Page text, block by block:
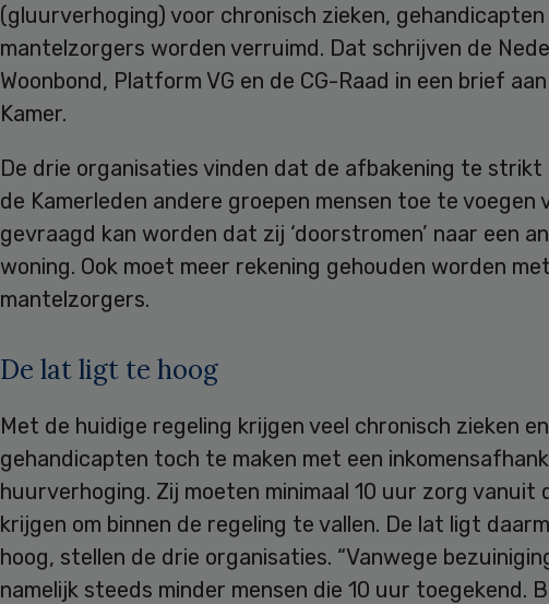
(gluurverhoging) voor chronisch zieken, gehandicapten
mantelzorgers worden verruimd. Dat schrijven de
Woonbond, Platform VG en de CG-Raad in een brief
Kamer.
De drie organisaties vinden dat de afbakening te strikt
de Kamerleden andere groepen mensen toe te voegen
gevraagd kan worden dat zij ‘doorstromen’ naar een
woning. Ook moet meer rekening gehouden worden met
mantelzorgers.
De lat ligt te hoog
Met de huidige regeling krijgen veel chronisch zieken en
gehandicapten toch te maken met een
huurverhoging. Zij moeten minimaal 10 uur zorg vanuit
krijgen om binnen de regeling te vallen. De lat ligt
hoog, stellen de drie organisaties. “Vanwege
namelijk steeds minder mensen die 10 uur toegekend.